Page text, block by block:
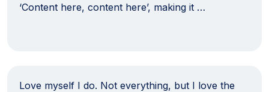
‘Content here, content here’, making it …
Love myself I do. Not everything, but I love the